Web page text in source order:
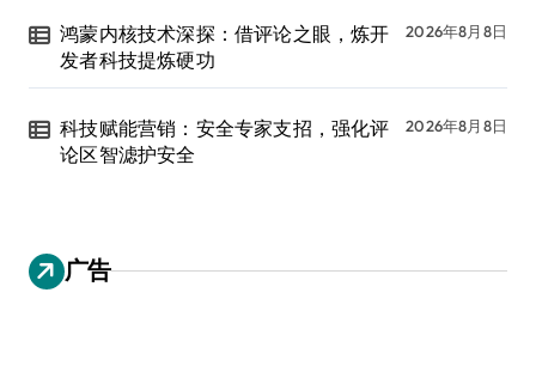
鸿蒙内核技术深探：借评论之眼，炼开
发者科技提炼硬功
2026年8月8日
科技赋能营销：安全专家支招，强化评
论区智滤护安全
2026年8月8日
广告